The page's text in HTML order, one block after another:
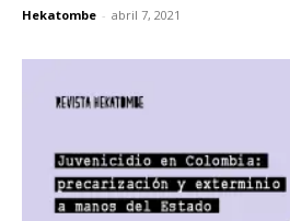
Hekatombe - abril 7, 2021